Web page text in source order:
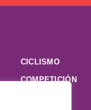
CICLISMO
COMPETICIÓN